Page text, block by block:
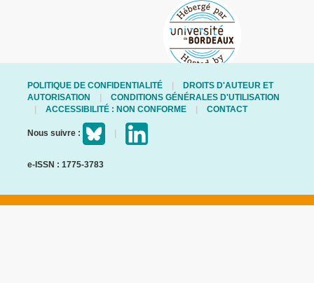
POLITIQUE DE CONFIDENTIALITÉ
DROITS D'AUTEUR ET
AUTORISATION
CONDITIONS GÉNÉRALES D'UTILISATION
ACCESSIBILITÉ : NON CONFORME
CONTACT
Nous suivre :
e-ISSN : 1775-3783